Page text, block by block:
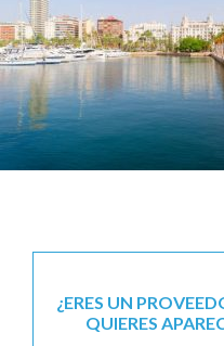
¿ERES UN
QUIERES